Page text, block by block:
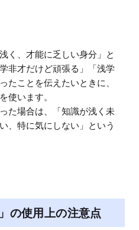
く、才能に乏しい身分」と
非才だけど頑張る」「浅学
たことを伝えたいときに、
使います。
た場合は、「知識が浅く未
、特に気にしない」という
の使用上の注意点